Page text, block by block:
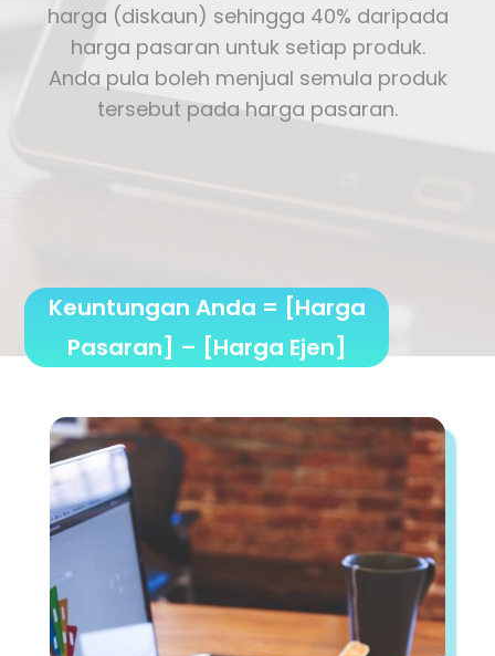
harga (diskaun) sehingga 40% daripada
harga pasaran untuk setiap produk.
Anda pula boleh menjual semula produk
tersebut pada harga pasaran.
Keuntungan Anda = [Harga
Pasaran] – [Harga Ejen]